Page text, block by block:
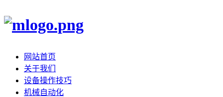
网站首页
关于我们
设备操作技巧
机械自动化